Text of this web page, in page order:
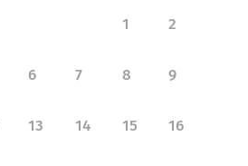
1 2
6 7 8 9
13 14 15 16